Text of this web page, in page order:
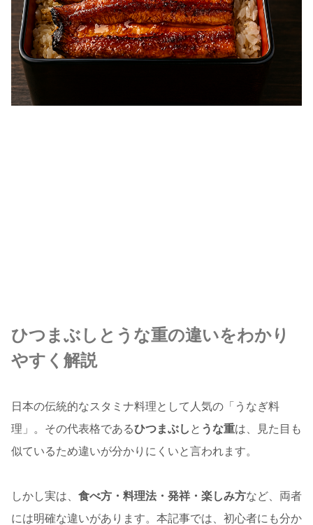
ひつまぶしとうな重の違いをわかり
やすく解説
日本の伝統的なスタミナ料理として人気の「うなぎ料
理」。その代表格であるひつまぶし と うな重は、見た目も
似ているため違いが分かりにくいと言われます。
しかし実は、 食べ方・料理法・発祥・楽しみ方など、両者
には明確な違いがあります。本記事では、初心者にも分か